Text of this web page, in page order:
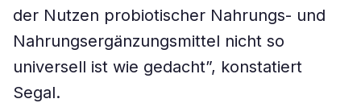
der Nutzen probiotischer Nahrungs- und
Nahrungsergänzungsmittel nicht so
universell ist wie gedacht”, konstatiert
Segal.